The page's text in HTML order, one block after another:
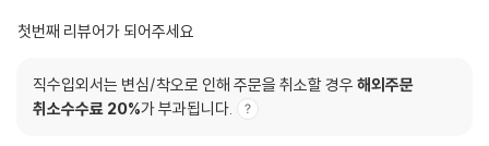
첫번째 리뷰어가 되어주세요
직수입외서는 변심/착오로 인해 주문을 취소할 경우 해외주문
취소수수료 20%가 부과됩니다.